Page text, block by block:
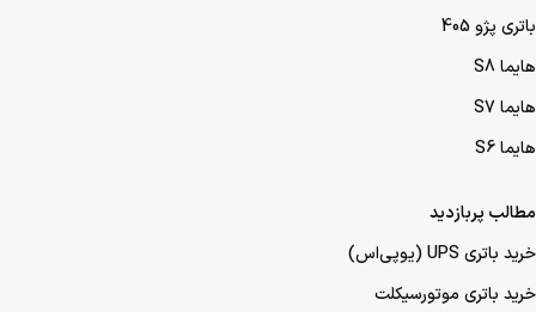
باتری پژو 405
هایما S8
هایما S7
هایما S6
مطالب پربازدید
خرید باتری UPS (یو‌پی‌اس)
خرید باتری موتورسیکلت